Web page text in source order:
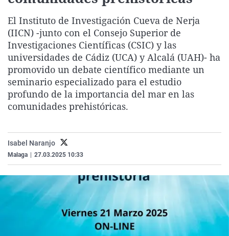
Gente viajera
Como el perro y el
Retornados
Equipo de
Operación Viuda
Galicia
La Rioja
Navarra
País Vasco
Televisión
Elecciones
El Instituto de Investigación Cueva de Nerja
(IICN) -junto con el Consejo Superior de
Investigaciones Científicas (CSIC) y las
universidades de Cádiz (UCA) y Alcalá (UAH)- ha
promovido un debate científico mediante un
seminario especializado para el estudio
profundo de la importancia del mar en las
comunidades prehistóricas.
Isabel Naranjo
Malaga 27.03.2025 10:33